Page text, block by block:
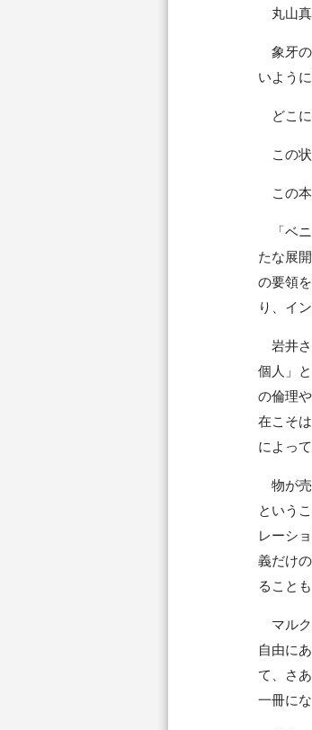
丸山真
象牙の
いよう
どこに
この状
この本
「ベニ
たな展
の要領
り、イ
岩井さ
個人」
の倫理
在こそ
によっ
物が売
という
レーシ
義だけ
ること
マルク
自由に
て、さ
一冊に